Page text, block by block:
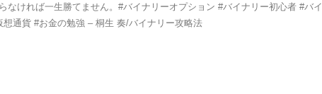
なければ一生勝てません。#バイナリーオプション #バイナリー初心者 #バイ
通貨 #お金の勉強 – 桐生 奏/バイナリー攻略法